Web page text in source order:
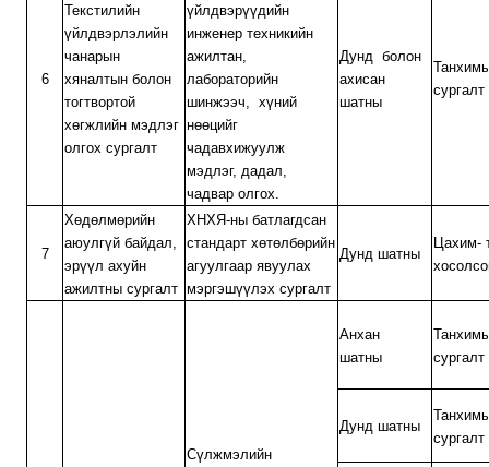
6
Текстилийн
үйлдвэрлэлийн
чанарын
хяналтын болон
тогтвортой
хөгжлийн мэдлэг
олгох сургалт
үйлдвэрүүдийн
инженер техникийн
ажилтан,
лабораторийн
шинжээч, хүний
нөөцийг
чадавхижуулж
мэдлэг, дадал,
чадвар олгох.
Дунд болон
ахисан
шатны
сургалт
7
Хөдөлмөрийн
аюулгүй байдал,
эрүүл ахуйн
ажилтны сургалт
ХНХЯ-ны батлагдсан
стандарт хөтөлбөрийн
агуулгаар явуулах
мэргэшүүлэх сургалт
Дунд шатны
Цахим-
Сүлжмэлийн
Анхан
шатны
сургалт
Дунд шатны
сургалт